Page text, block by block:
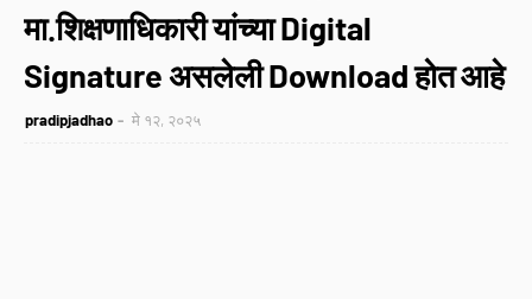
मा.शिक्षणाधिकारी यांच्या Digital
Signature असलेली Download होत आहे
pradipjadhao मे १२, २०२५